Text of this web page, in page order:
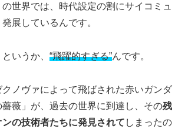
の世界では、時代設定の割にサイコミュ
展しているんです。
いうか、 “飛躍的すぎる”んです。
クノヴァによって飛ばされた赤いガンダ
薔薇」が、過去の世界に到達し、その残
の技術者たちに発見されて しまったの